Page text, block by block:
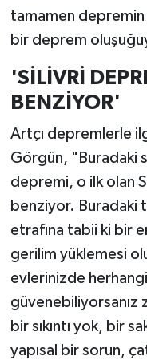
tamamen depremin
bir deprem
'SİLİVRİ
BENZİYOR'
Artçı depremlerle
Görgün, "Buradaki
depremi, o ilk olan
benziyor. Buradaki
etrafına tabii ki bir
gerilim yüklemesi
evlerinizde herhangi
güvenebiliyorsanız
bir sıkıntı yok, bir
yapısal bir sorun,